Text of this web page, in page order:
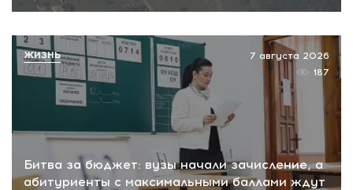
Битва за бюджет: вузы начали зачисление, а
абитуриенты с максимальными баллами ждут
7 августа 2026
187
ЖИЗНЬ